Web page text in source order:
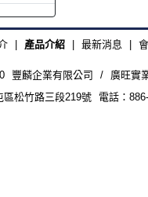
| 產品介紹| 最新消息
豐麟企業有限公司 / 廣旺實
區松竹路三段219號 電話：